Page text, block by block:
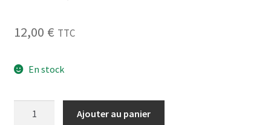
Qui suis je ?
CGV
Livraison
12,00 € TTC
En stock
Ajouter au panier